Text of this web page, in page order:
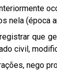
nela (época
que
civil,
nego